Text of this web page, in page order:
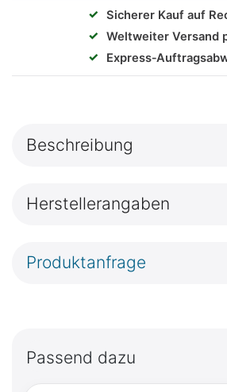
✓
Sicherer Kauf auf
✓
Weltweiter Versand
✓
Beschreibung
Herstellerangaben
Produktanfrage
Passend dazu